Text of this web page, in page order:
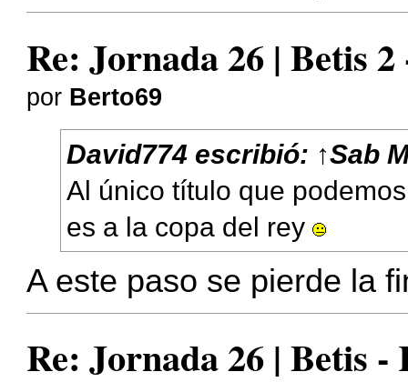
Re: Jornada 26 | Betis
por Berto69
David774 escribió: ↑Sab
Al único título que
es a la copa del rey
A este paso se pierde la
Re: Jornada 26 | Betis